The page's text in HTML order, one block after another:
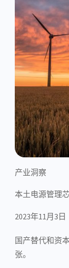
产业洞察
本土电源管理
2023年11月3日
国产替代和资
张。